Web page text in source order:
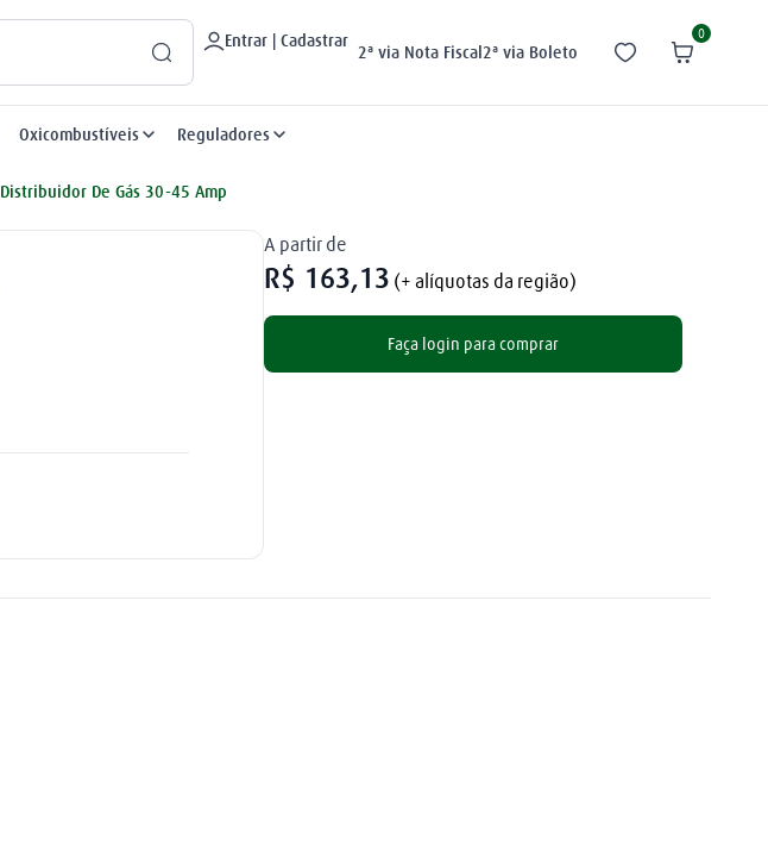
Entrar | Cadastrar
2ª via Nota Fiscal2ª via Boleto
0
Oxicombustíveis Reguladores
Distribuidor De Gás 30-45 Amp
A partir de
R$ 163,13 (+ alíquotas da região)
Faça login para comprar